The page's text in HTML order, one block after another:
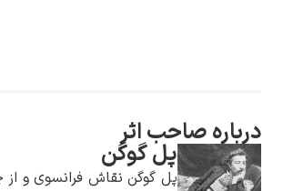
پیر آگوست رنوآر
اثر
پل گوگن
پل گوگن نقاش فرانسوی و از چهره‌های برجسته